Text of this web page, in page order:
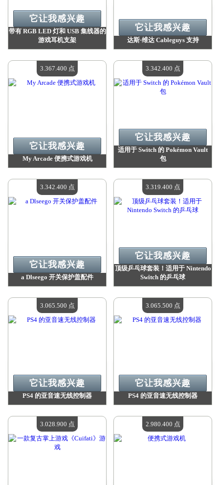
带有 RGB LED 灯和 USB 集线器的
游戏耳机支架
现有数量：4
它让我感兴趣
达斯·维达 Cableguys 支持
现有数量：4
它让我感兴趣
My Arcade 便携式游戏机
现有数量：4
它让我感兴趣
3.367.400 点
适用于 Switch 的 Pokémon Vault
包
现有数量：4
它让我感兴趣
3.342.400 点
a Dlseego 开关保护盖配件
现有数量：4
它让我感兴趣
3.342.400 点
顶级乒乓球套装！适用于 Nintendo
Switch 的乒乓球
现有数量：4
它让我感兴趣
3.319.400 点
PS4 的亚音速无线控制器
现有数量：4
它让我感兴趣
3.065.500 点
PS4 的亚音速无线控制器
现有数量：4
它让我感兴趣
3.065.500 点
3.028.900 点 2.980.400 点